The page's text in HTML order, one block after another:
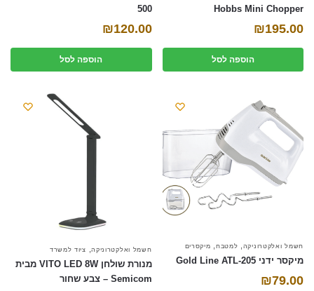
Hobbs Mini Chopper
₪195.00
הוספה לסל
500
₪120.00
הוספה לסל
חשמל ואלקטרוניקה , למטבח , מיקסרים
‏מיקסר ידני Gold Line ATL-205
₪79.00
חשמל ואלקטרוניקה, ציוד למשרד
מנורת שולחן VITO LED 8W מבית
Semicom – צבע שחור